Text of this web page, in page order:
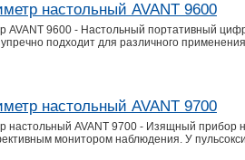
настольный AVANT 9600
AVANT 9600 - Настольный портативный
подходит для различного
настольный AVANT 9700
настольный AVANT 9700 - Изящный прибор
монитором наблюдения. У